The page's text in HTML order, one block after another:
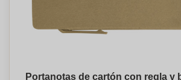
Portanotas de cartón con regla y